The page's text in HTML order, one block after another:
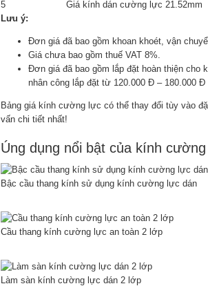
5
Giá kính dán cường lực 21.52mm
Lưu ý:
Đơn giá đã bao gồm khoan khoét, vận
Giá chưa bao gồm thuế VAT 8%.
Đơn giá đã bao gồm lắp đặt hoàn thiện cho
nhân công lắp đặt từ 120.000 Đ – 180.000 Đ
Bảng giá kính cường lực có thể thay đổi tùy vào
vấn chi tiết nhất!
Úng dụng nổi bật của kính
Bậc cầu thang kính sử dụng kính cường lực dán
Cầu thang kính cường lực an toàn 2 lớp
Làm sàn kính cường lực dán 2 lớp